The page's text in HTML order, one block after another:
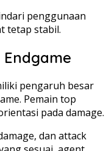
penggunaan
tetap stabil.
pengaruh besar
Pemain top
pada damage.
dan attack